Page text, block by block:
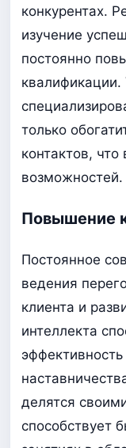
конкурентах.
изучение
постоянно
квалификации.
только
контактов,
возможностей.
Повышение
Постоянное
ведения
клиента и
интеллекта
делятся
способствует